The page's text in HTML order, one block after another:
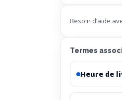
Besoin d’aide
Termes
Heure de